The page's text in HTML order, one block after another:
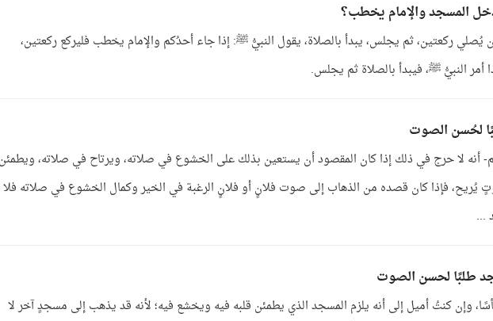
المسجد والإمام يخطب؟
يُصلي ركعتين، ثم يجلس، يبدأ بالصلاة، يقول النبيُّ ﷺ: إذا جاء أحدُكم والإمام يخطب فليركع ركعتين،
أمر النبيُّ ﷺ، فيبدأ بالصلاة ثم يجلس.
لحُسن الصوت
أنه لا حرج في ذلك إذا كان المقصود أن يستعين بذلك على الخشوع في صلاته، ويرتاح في صلاته، ويطمئن
يُريح، فإذا كان قصده من الذهاب إلى صوت فلانٍ أو فلانٍ الرغبة في الخير وكمال الخشوع في صلاته فلا
...
طلبًا لحسن الصوت
وإن كنتُ أميل إلى أنه يلزم المسجد الذي يطمئن قلبه فيه ويخشع فيه؛ لأنه قد يذهب إلى مسجدٍ آخر لا